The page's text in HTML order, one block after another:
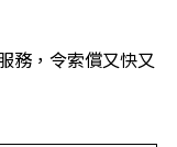
務，令索償又快又